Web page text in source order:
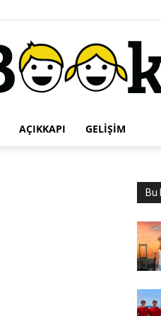
AÇIKKAPI GELIŞIM
Bu